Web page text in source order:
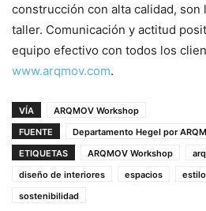
construcción con alta calidad,
taller. Comunicación y actitud
equipo efectivo con todos los
www.arqmov.com.
VÍA
ARQMOV Workshop
FUENTE
Departamento Hegel por
ETIQUETAS
ARQMOV Workshop
diseño de interiores
espacios estilo
sostenibilidad